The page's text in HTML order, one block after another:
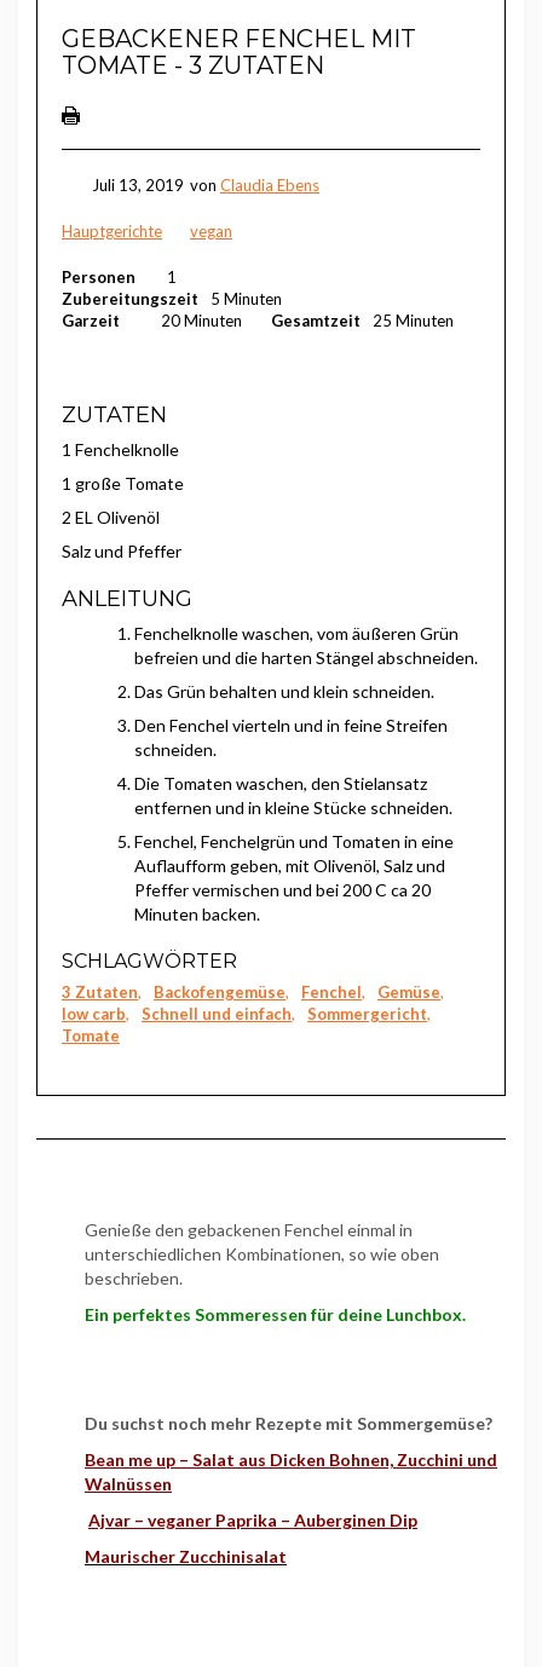
GEBACKENER FENCHEL MIT
TOMATE - 3 ZUTATEN
Juli 13, 2019 von Claudia Ebens
Hauptgerichte vegan
Personen
1
Zubereitungszeit
5 Minuten
Garzeit
20 Minuten Gesamtzeit 25 Minuten
ZUTATEN
1 Fenchelknolle
1 große Tomate
2 EL Olivenöl
Salz und Pfeffer
ANLEITUNG
Fenchelknolle waschen, vom äußeren Grün
befreien und die harten Stängel abschneiden.
Das Grün behalten und klein schneiden.
Den Fenchel vierteln und in feine Streifen
schneiden.
Die Tomaten waschen, den Stielansatz
entfernen und in kleine Stücke schneiden.
Fenchel, Fenchelgrün und Tomaten in eine
Auflaufform geben, mit Olivenöl, Salz und
Pfeffer vermischen und bei 200 C ca 20
Minuten backen.
SCHLAGWÖRTER
3 Zutaten, Backofengemüse, Fenchel, Gemüse,
low carb, Schnell und einfach, Sommergericht,
Tomate
Genieße den gebackenen Fenchel einmal in
unterschiedlichen Kombinationen, so wie oben
beschrieben.
Ein perfektes Sommeressen für deine Lunchbox.
Du suchst noch mehr Rezepte mit Sommergemüse?
Bean me up – Salat aus Dicken Bohnen, Zucchini und
Walnüssen
Ajvar – veganer Paprika – Auberginen Dip
Maurischer Zucchinisalat